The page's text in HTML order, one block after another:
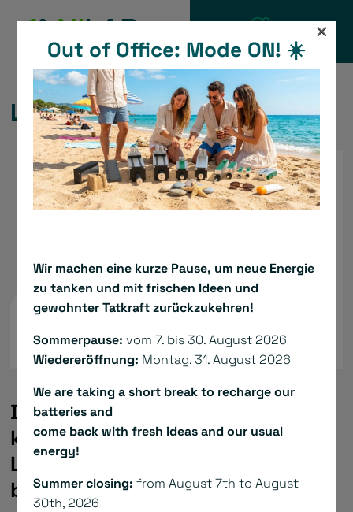
springen
KATALOG
Linearaktuator LMA
Der Linearaktuator LMA ist eine
komplette Linearachse, die aus
Linearmotoren der Serie L
besteht.
Out of Office: Mode ON! ☀️
Wir machen eine kurze Pause, um neue Energie
zu tanken und mit frischen Ideen und
gewohnter Tatkraft zurückzukehren!
Sommerpause: vom 7. bis 30. August 2026
Wiedereröffnung: Montag, 31. August 2026
We are taking a short break to recharge our
batteries and
come back with fresh ideas and our usual
energy!
Summer closing: from August 7th to August
30th, 2026
×